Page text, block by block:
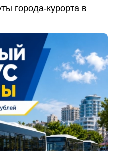
города-курорта в